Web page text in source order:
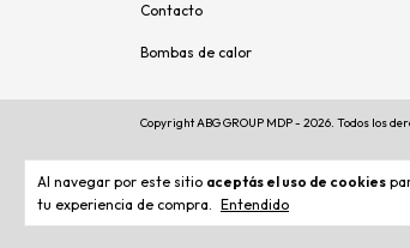
Al navegar por este sitio aceptás el uso de cookies
tu experiencia de compra. Entendido
Contacto
Bombas de calor
Copyright ABG GROUP MDP - 2026. Todos los